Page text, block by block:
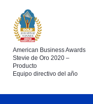
American Business Awards
Stevie de Oro 2020 –
Producto
Equipo directivo del año